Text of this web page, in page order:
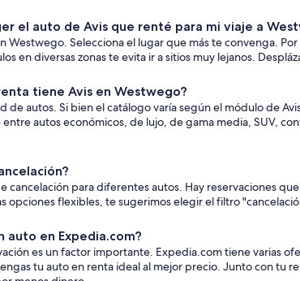
el auto de Avis que renté para mi viaje a
Westwego. Selecciona el lugar que más te convenga.
en diversas zonas te evita ir a sitios muy lejanos.
tiene Avis en Westwego?
de autos. Si bien el catálogo varía según el módulo de
autos económicos, de lujo, de gama media, SUV,
cancelación para diferentes autos. Hay reservaciones
opciones flexibles, te sugerimos elegir el filtro
auto en Expedia.com?
es un factor importante. Expedia.com tiene varias
tu auto en renta ideal al mejor precio. Junto con